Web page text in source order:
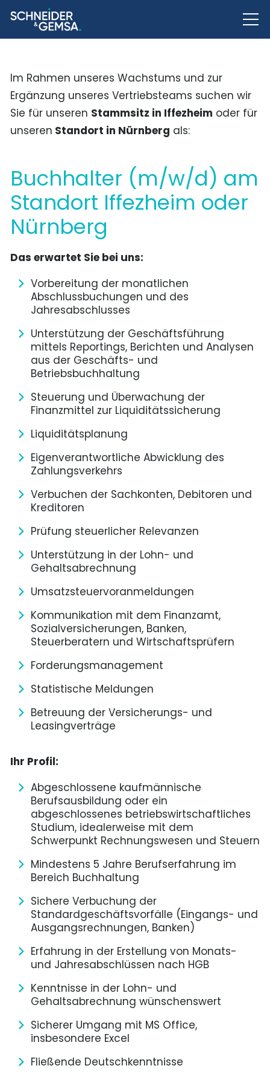
Im Rahmen unseres Wachstums und zur
Ergänzung unseres Vertriebsteams suchen wir
Sie für unseren Stammsitz in Iffezheim oder für
unseren Standort in Nürnberg als:
Buchhalter (m/w/d) am
Standort Iffezheim oder
Nürnberg
Das erwartet Sie bei uns:
Vorbereitung der monatlichen
Abschlussbuchungen und des
Jahresabschlusses
Unterstützung der Geschäftsführung
mittels Reportings, Berichten und Analysen
aus der Geschäfts- und
Betriebsbuchhaltung
Steuerung und Überwachung der
Finanzmittel zur Liquiditätssicherung
Liquiditätsplanung
Eigenverantwortliche Abwicklung des
Zahlungsverkehrs
Verbuchen der Sachkonten, Debitoren und
Kreditoren
Prüfung steuerlicher Relevanzen
Unterstützung in der Lohn- und
Gehaltsabrechnung
Umsatzsteuervoranmeldungen
Kommunikation mit dem Finanzamt,
Sozialversicherungen, Banken,
Steuerberatern und Wirtschaftsprüfern
Forderungsmanagement
Statistische Meldungen
Betreuung der Versicherungs- und
Leasingverträge
Ihr Profil:
Abgeschlossene kaufmännische
Berufsausbildung oder ein
abgeschlossenes betriebswirtschaftliches
Studium, idealerweise mit dem
Schwerpunkt Rechnungswesen und Steuern
Mindestens 5 Jahre Berufserfahrung im
Bereich Buchhaltung
Sichere Verbuchung der
Standardgeschäftsvorfälle (Eingangs- und
Ausgangsrechnungen, Banken)
Erfahrung in der Erstellung von Monats-
und Jahresabschlüssen nach HGB
Kenntnisse in der Lohn- und
Gehaltsabrechnung wünschenswert
Sicherer Umgang mit MS Office,
insbesondere Excel
Fließende Deutschkenntnisse